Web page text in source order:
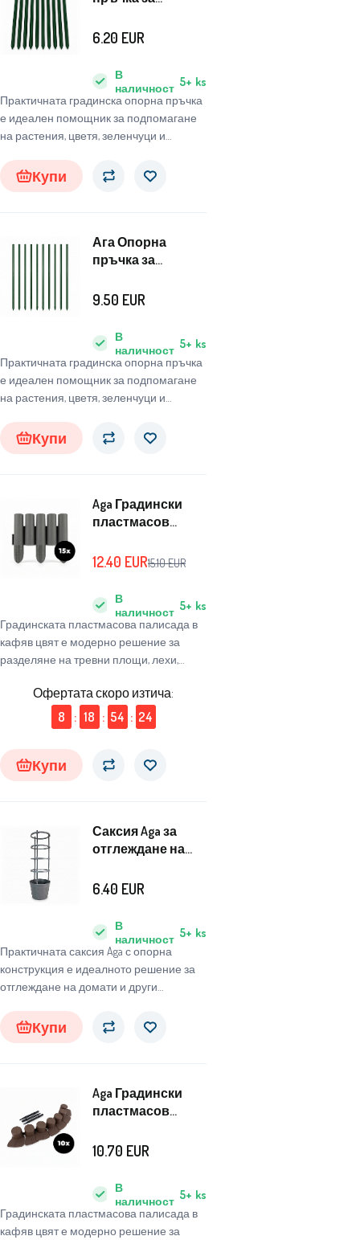
бр.
Практичната градинска опорна пръчка
е идеален помощник за подпомагане
на растения, цветя, зеленчуци и
В
наличност 5+ ks
6.20 EUR
Купи
Ага Опорна
пръчка за
бр.
Практичната градинска опорна пръчка
е идеален помощник за подпомагане
на растения, цветя, зеленчуци и
В
наличност 5+ ks
9.50 EUR
Купи
Aga Градински
пластмасов
29,5x25,5x5,4 см 15
Градинската пластмасова палисада в
кафяв цвят е модерно решение за
разделяне на тревни площи, лехи,
В
наличност 5+ ks
12.40 EUR15.10EUR
Офертата скоро изтича:
8
: 18 : 54 : 23
Купи
Саксия Aga за
отглеждане на
см
Практичната саксия Aga с опорна
конструкция е идеалното решение за
отглеждане на домати и други
на интегрираната опора, растенията
получават стабилна подкрепа по
В
наличност 5+ ks
6.40 EUR
Купи
Aga Градински
пластмасов
10 бр.
Градинската пластмасова палисада в
кафяв цвят е модерно решение за
В
наличност 5+ ks
10.70 EUR